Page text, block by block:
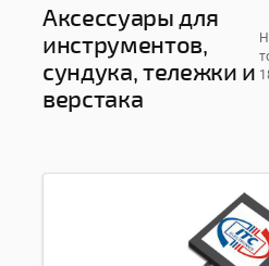
Аксессуары для
инструментов,
сундука, тележки и
верстака